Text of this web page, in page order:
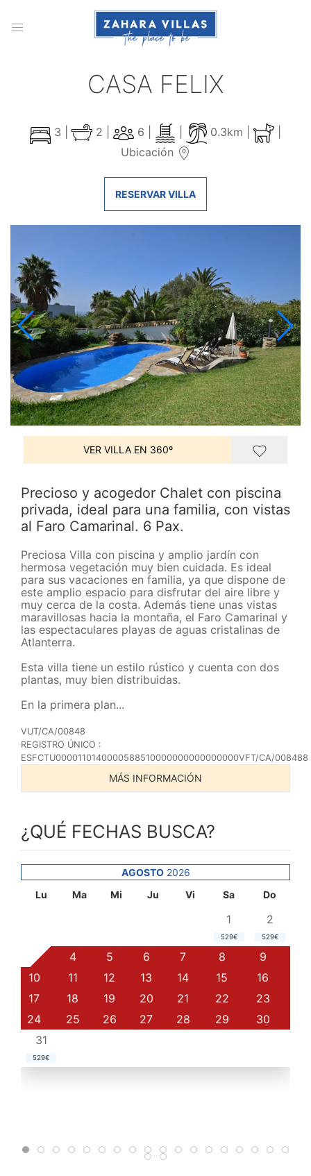
CASA FELIX
3 | 2 | 6 | 0.3km |
Ubicación
RESERVAR VILLA
VER VILLA EN 360º
Precioso y acogedor Chalet con piscina
privada, ideal para una familia, con vistas
al Faro Camarinal. 6 Pax.
Preciosa Villa con piscina y amplio jardín con
hermosa vegetación muy bien cuidada. Es ideal
para sus vacaciones en familia, ya que dispone de
este amplio espacio para disfrutar del aire libre y
muy cerca de la costa. Además tiene unas vistas
maravillosas hacia la montaña, el Faro Camarinal y
las espectaculares playas de aguas cristalinas de
Atlanterra.
Esta villa tiene un estilo rústico y cuenta con dos
plantas, muy bien distribuidas.
En la primera plan...
VUT/CA/00848
REGISTRO ÚNICO :
ESFCTU0000110140000588510000000000000000VFT/CA/008488
MÁS INFORMACIÓN
¿QUÉ FECHAS BUSCA?
AGOSTO2026
Lu
Ma Mi Ju Vi Sa Do
1
529€
2
529€
3 4 5 6 7 8
9
10
11 12 13 14 15
16
17
18 19 20 21 22
23
24
25 26 27 28 29
30
31
529€